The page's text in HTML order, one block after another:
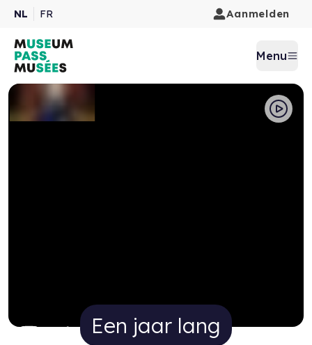
NL FR Aanmelden
Menu
Een jaar lang onbeperkt op
Een jaar lang